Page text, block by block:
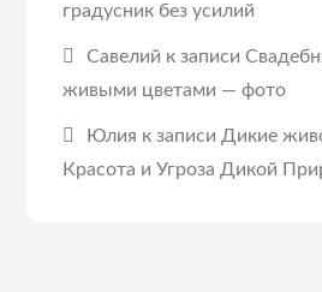
градусник без усилий
Савелий к записи
живыми цветами — фото
Юлия к записи Дикие
Красота и Угроза Дикой